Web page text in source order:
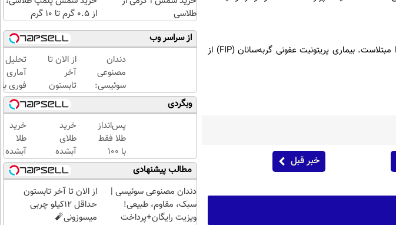
گمانه‌زنی‌های اولیه نیز بر این اساس بود که پلنگ احتمالاً به بیماری FIP مبتلاست. بیماری پریتونیت عفونی گربه‌سانان (FIP) از
خبر قبل
طلاسی
از ۰.۵ گرم تا ۱۰ گرم
از سراسر وب
دندان
مصنوعی
سوئیسی:
جدیدترین
فناوری
اروپا،
سبک و
مقاوم |
پرداخت
قسطی
از الان تا
آخر
تابستون
حداقل
12کیلو
چربی
میسوزونی
🧨
تحلیل
آماری
فوری با
نرم
افزار
SPSS
به
همراه
آموزش
کامل
حتی
وبگردی
پس‌انداز
طلا فقط
با ۱۰۰
هزارتومان
(امن و
راحت)
خرید
طلای
آبشده
حتی با
۱۰۰هزارتومان
خرید
طلا
آبشده
با 100
هزار
تومن
مطالب پیشنهادی
دندان مصنوعی سوئیسی |
سبک، مقاوم، طبیعی!
ویزیت رایگان+پرداخت
از الان تا آخر تابستون
حداقل 12کیلو چربی
میسوزونی🧨